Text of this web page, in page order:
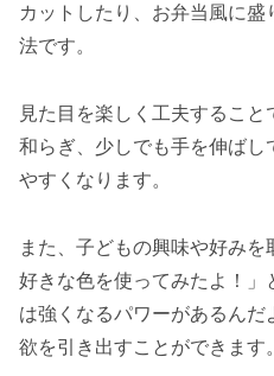
カットしたり、お弁当風に
法です。
見た目を楽しく工夫するこ
和らぎ、少しでも手を伸ばし
やすくなります。
また、子どもの興味や好み
好きな色を使ってみたよ！
は強くなるパワーがあるん
欲を引き出すことができます。